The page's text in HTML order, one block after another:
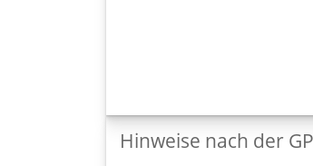
Hinweise nach der